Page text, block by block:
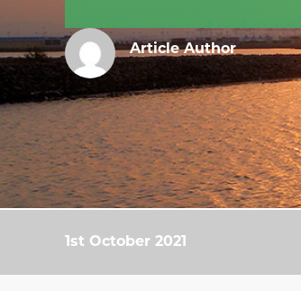
Article Author
1st October 2021